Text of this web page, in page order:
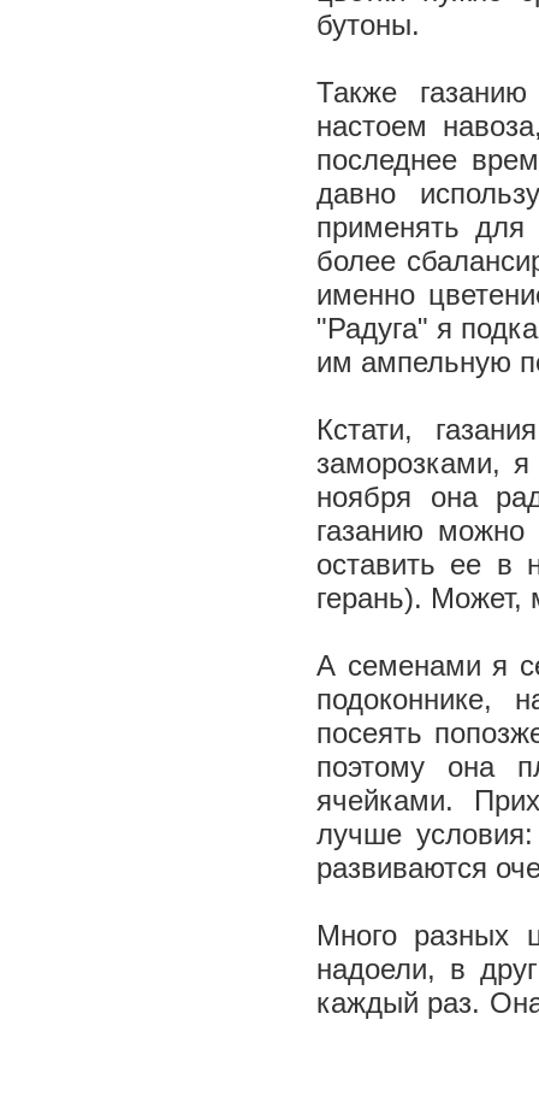
бутоны.
Также
настоем
последнее
давно
применять для
более
именно
"Радуга" я
им ампельную
Кстати,
заморозками,
ноября она
газанию можно
оставить ее в
герань). Может,
А семенами я
подоконнике,
посеять
поэтому она
ячейками.
лучше
развиваются
Много разных
надоели, в
каждый раз.